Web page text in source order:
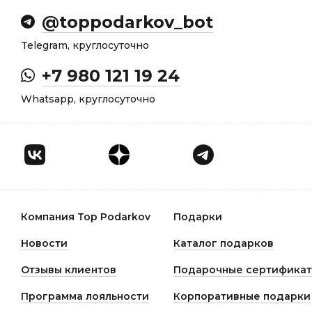
@toppodarkov_bot
Telegram, круглосуточно
+7 980 121 19 24
Whatsapp, круглосуточно
Компания Top Podarkov Подарки
Новости Каталог подарков
Отзывы клиентов Подарочные
Программа лояльности Корпоративные подарки